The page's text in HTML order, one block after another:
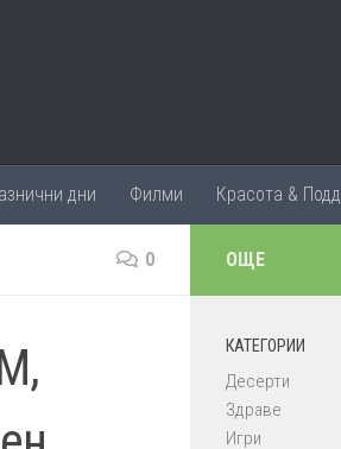
дни Филми Красота &
0 ОЩЕ
КАТЕГОРИИ
Десерти
Здраве
Игри